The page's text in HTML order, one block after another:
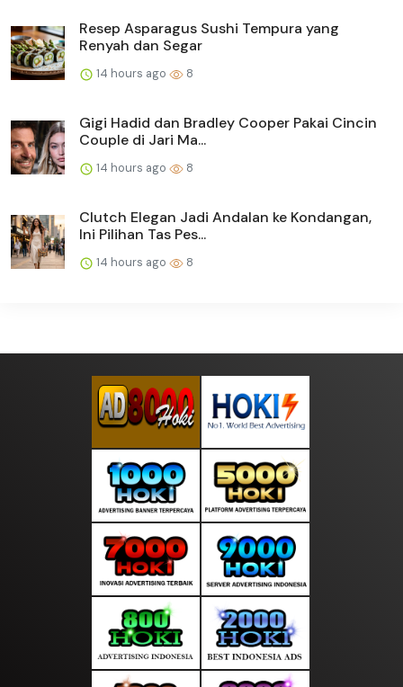
Resep Asparagus Sushi Tempura yang
Renyah dan Segar
14 hours ago 8
Gigi Hadid dan Bradley Cooper Pakai Cincin
Couple di Jari Ma...
14 hours ago 8
Clutch Elegan Jadi Andalan ke Kondangan,
Ini Pilihan Tas Pes...
14 hours ago 8